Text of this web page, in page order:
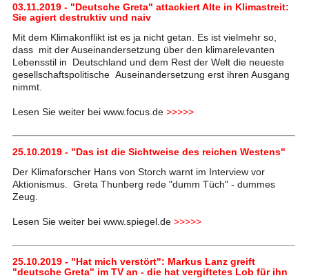
03.11.2019 - "Deutsche Greta" attackiert Alte in Klimastreit:
Sie agiert destruktiv und naiv
Mit dem Klimakonflikt ist es ja nicht getan. Es ist vielmehr so,
dass mit der Auseinandersetzung über den klimarelevanten
Lebensstil in Deutschland und dem Rest der Welt die neueste
gesellschaftspolitische Auseinandersetzung erst ihren Ausgang
nimmt.
Lesen Sie weiter bei www.focus.de >>>>>
25.10.2019 - "Das ist die Sichtweise des reichen Westens"
Der Klimaforscher Hans von Storch warnt im Interview vor
Aktionismus. Greta Thunberg rede "dumm Tüch" - dummes
Zeug.
Lesen Sie weiter bei www.spiegel.de >>>>>
25.10.2019 - "Hat mich verstört": Markus Lanz greift
"deutsche Greta" im TV an - die hat vergiftetes Lob für ihn